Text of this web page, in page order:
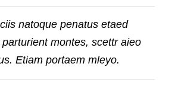
natoque penatus etaed
montes, scettr aieo
Etiam portaem mleyo.